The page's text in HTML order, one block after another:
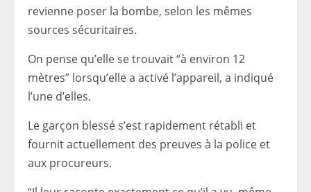
revienne poser la bombe, selon les mêmes
sources sécuritaires.
On pense qu’elle se trouvait “à environ 12
mètres” lorsqu’elle a activé l’appareil, a indiqué
l’une d’elles.
Le garçon blessé s’est rapidement rétabli et
fournit actuellement des preuves à la police et
aux procureurs.